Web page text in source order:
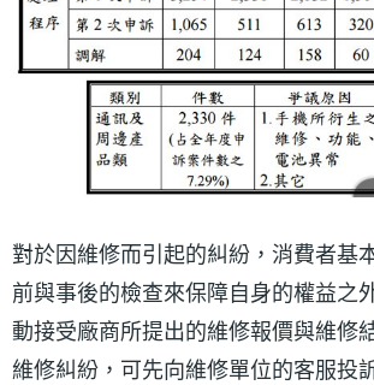
對於因維修而引起的糾紛，消費者基
前與事後的檢查來保障自身的權益之
動接受廠商所提出的維修報價與維修
維修糾紛，可先向維修單位的客服投